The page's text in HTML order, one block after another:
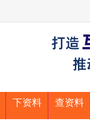
下资料 查资料